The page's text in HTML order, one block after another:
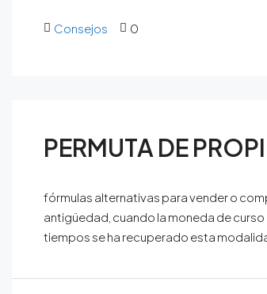
Consejos 0
PERMUTA DE
fórmulas alternativas para vender o
antigüedad, cuando la moneda de
tiempos se ha recuperado esta